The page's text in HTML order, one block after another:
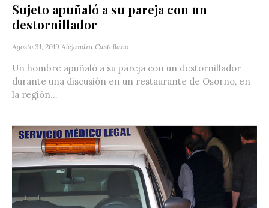
Sujeto apuñaló a su pareja con un
destornillador
Agosto 31, 2019 Alejandra Castellano
Un hombre apuñaló a su pareja con un destornillador
durante una discusión en un restaurante de Osorno, en
la región...